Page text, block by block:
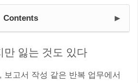
Contents ►
만 잃는 것도 있다
고서 작성 같은 반복 업무에서